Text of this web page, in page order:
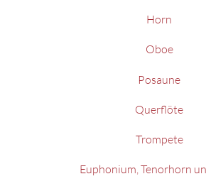
Horn
Oboe
Posaune
Querflöte
Trompete
Euphonium, Tenorhorn